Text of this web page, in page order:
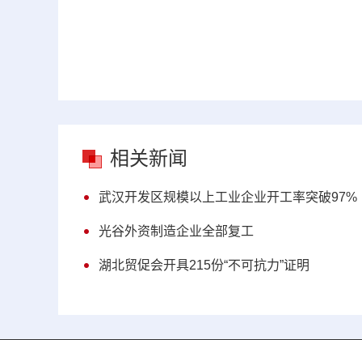
相关新闻
武汉开发区规模以上工业企业开工率突破97%
光谷外资制造企业全部复工
湖北贸促会开具215份“不可抗力”证明